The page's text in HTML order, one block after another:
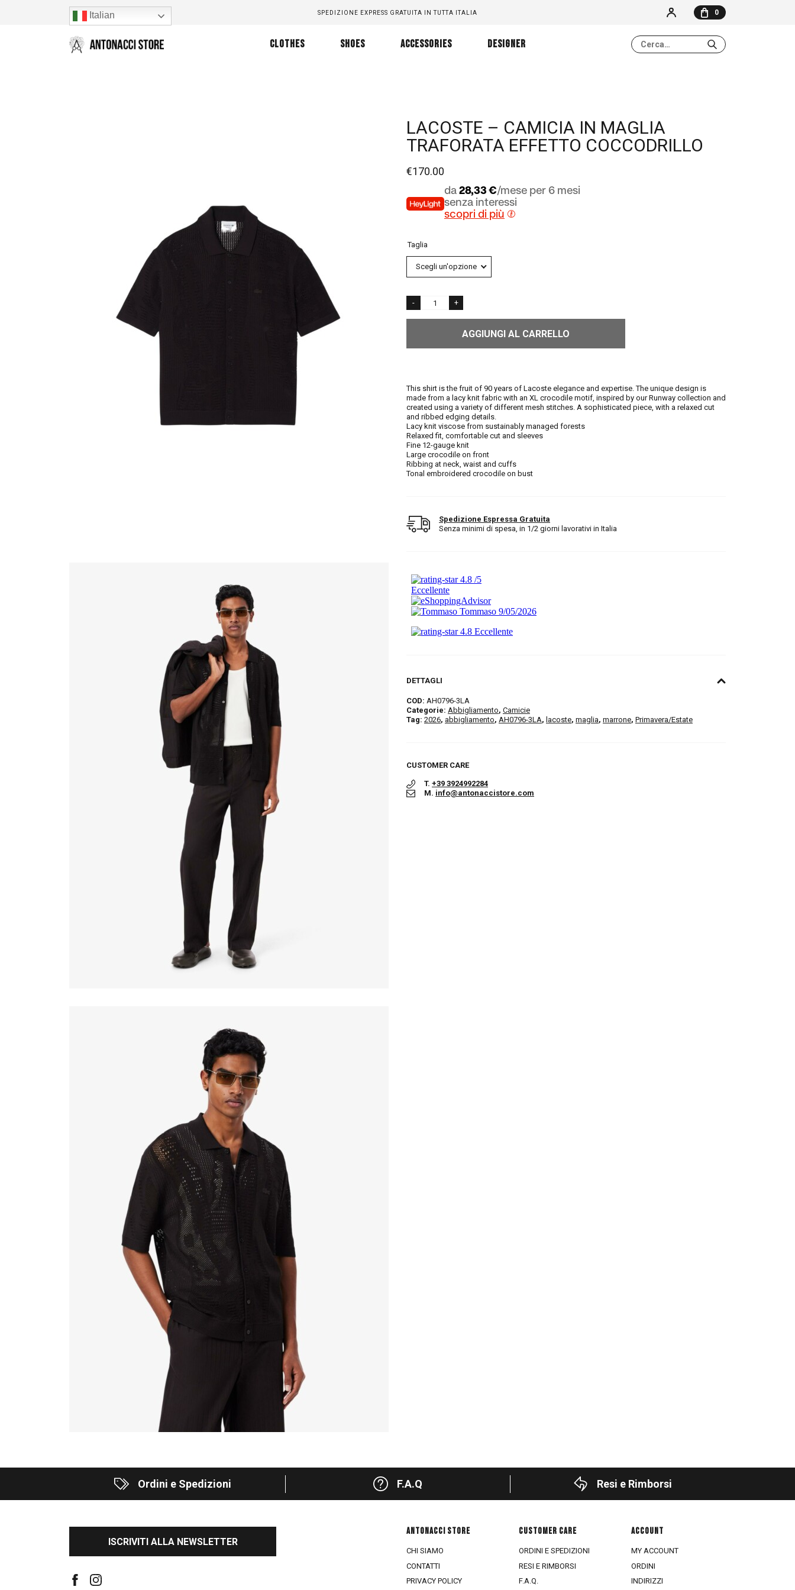
Italian SPEDIZIONE EXPRESS GRATUITA IN TUTTA ITALIA 0
NESSUN ELEMENTO NEL CARRELLO
CLOTHES SHOES ACCESSORIES DESIGNER
LACOSTE – CAMICIA IN MAGLIA
TRAFORATA EFFETTO COCCODRILLO
€170.00
da 28,33 €/mese per 6 mesi
senza interessi
scopri di più
Taglia
AGGIUNGI AL CARRELLO
This shirt is the fruit of 90 years of Lacoste elegance and expertise. The unique design is
made from a lacy knit fabric with an XL crocodile motif, inspired by our Runway collection and
created using a variety of different mesh stitches. A sophisticated piece, with a relaxed cut
and ribbed edging details.
Lacy knit viscose from sustainably managed forests
Relaxed fit, comfortable cut and sleeves
Fine 12-gauge knit
Large crocodile on front
Ribbing at neck, waist and cuffs
Tonal embroidered crocodile on bust
Spedizione Espressa Gratuita
Senza minimi di spesa, in 1/2 giorni lavorativi in Italia
DETTAGLI
COD: AH0796-3LA
Categorie: Abbigliamento, Camicie
Tag: 2026, abbigliamento, AH0796-3LA, lacoste, maglia, marrone, Primavera/Estate
CUSTOMER CARE
T. +39 3924992284
M. info@antonaccistore.com
Ordini e Spedizioni F.A.Q Resi e Rimborsi
ISCRIVITI ALLA NEWSLETTER
ANTONACCI STORE
CHI SIAMO
CONTATTI
PRIVACY POLICY
CUSTOMER CARE
ORDINI E SPEDIZIONI
RESI E RIMBORSI
F.A.Q.
ACCOUNT
MY ACCOUNT
ORDINI
INDIRIZZI